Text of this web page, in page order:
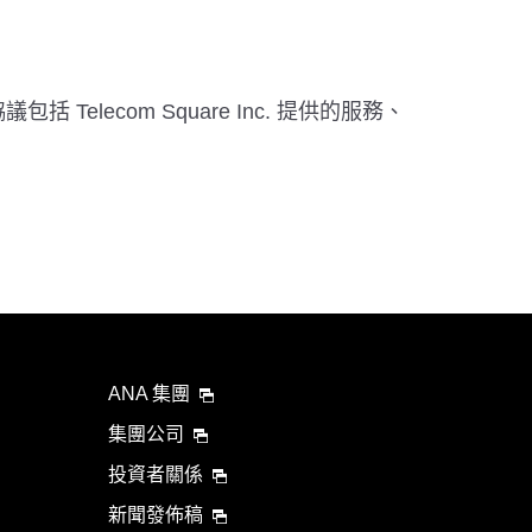
包括 Telecom Square Inc. 提供的服務、
ANA 集團
集團公司
投資者關係
新聞發佈稿